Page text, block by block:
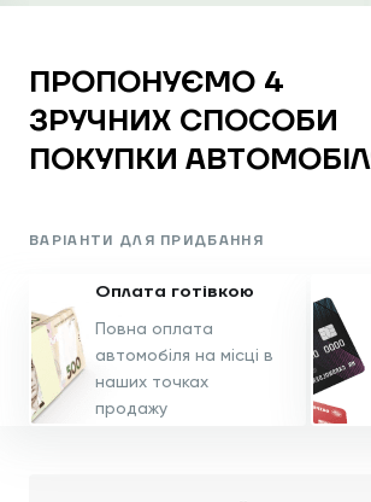
ПРОПОНУЄМО 4
ЗРУЧНИХ СПОСОБИ
ПОКУПКИ
ВАРІАНТИ ДЛЯ ПРИДБАННЯ
Оплата готівкою
Повна оплата
автомобіля на місці в
наших точках
продажу